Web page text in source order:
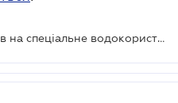
Уряд змінив порядок видачі дозволів на спеціальне водокористування